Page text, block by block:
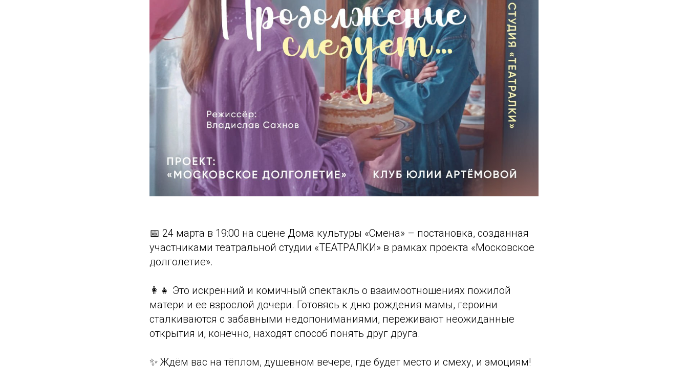
📅 24 марта в 19:00 на сцене Дома культуры «Смена» – постановка, созданная
участниками театральной студии «ТЕАТРАЛКИ» в рамках проекта «Московское
долголетие».
👩‍👧 Это искренний и комичный спектакль о взаимоотношениях пожилой
матери и её взрослой дочери. Готовясь к дню рождения мамы, героини
сталкиваются с забавными недопониманиями, переживают неожиданные
открытия и, конечно, находят способ понять друг друга.
✨ Ждём вас на тёплом, душевном вечере, где будет место и смеху, и эмоциям!